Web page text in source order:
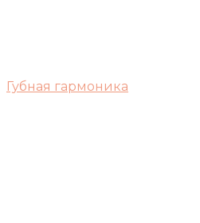
Губная гармоника